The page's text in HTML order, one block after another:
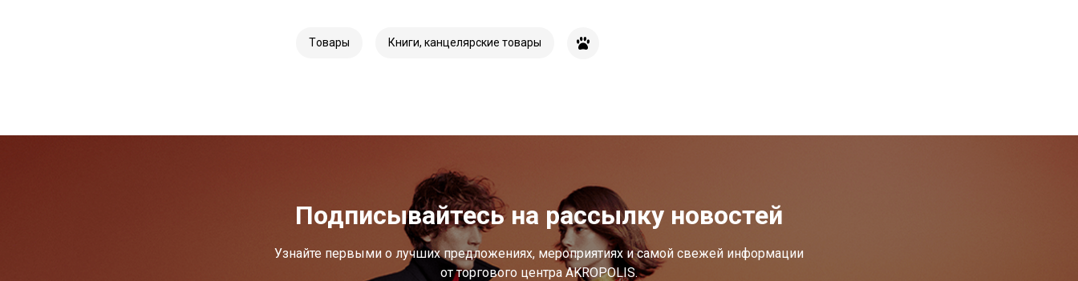
Tовары Книги, канцелярские товары
Подписывайтесь на рассылку новостей
Узнайте первыми о лучших предложениях, мероприятиях и самой свежей информации
от торгового центра AKROPOLIS.